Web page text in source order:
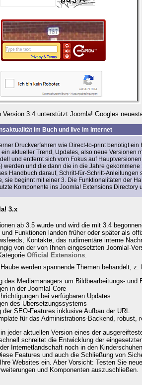
3.4 unterstützt Joomla! Googles
im Buch und live im Internet
Druckverfahren wie Direct-to-printbenötigt ein
aktueller Trend, Updates, also neue Versionen
und entfernt sich vom Fokus auf
werden und die dann die in die Jahre
Handbuch darauf, Schritt-für-Schritt-
sie beginnt mit einer 3. Die Funktionalitäten der
Komponente ins Joomla! Extensions Directory
3.x
ab 3.5 wurde und wird die mit 3.4
und Funktionen landen früher oder später als
Kontakte, das rudimentäre interne
von der von Ihnen eingesetzten Joomla!-
Official Extensions.
werden spannende Themen behandelt, z.
des Mediamanagers um Bildbearbeitungs- und
in der Joomla!-Core
bei verfügbaren Updates
des Übersetzungssystems
der SEO-Features inklusive Aufbau der URL
für das Administrations-Backend, robust,
jeder aktuellen Version eines der
schreitet die Entwicklung der
Internetlandschaft noch in den
Features und auch die Schließung von
Websites ein. Aber Vorsicht: Testen Sie
und Komponenten auszuschließen.